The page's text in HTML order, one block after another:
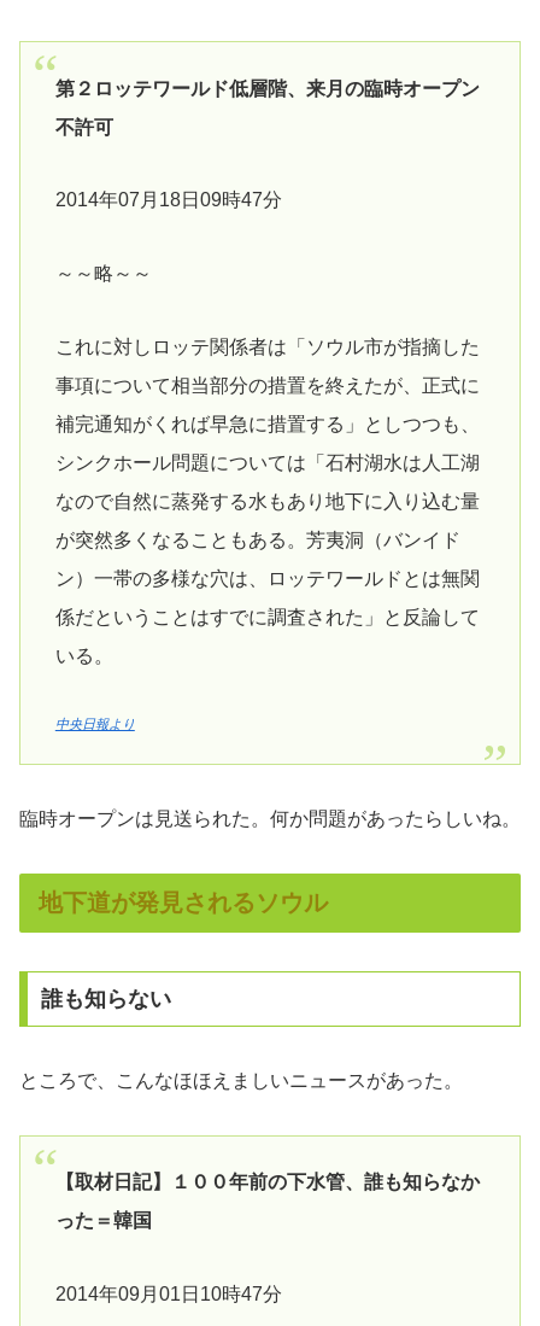
第２ロッテワールド低層階、来月の臨時オープン
不許可
2014年07月18日09時47分
～～略～～
これに対しロッテ関係者は「ソウル市が指摘した
事項について相当部分の措置を終えたが、正式に
補完通知がくれば早急に措置する」としつつも、
シンクホール問題については「石村湖水は人工湖
なので自然に蒸発する水もあり地下に入り込む量
が突然多くなることもある。芳夷洞（バンイド
ン）一帯の多様な穴は、ロッテワールドとは無関
係だということはすでに調査された」と反論して
いる。
中央日報より
臨時オープンは見送られた。何か問題があったらしいね。
地下道が発見されるソウル
誰も知らない
ところで、こんなほほえましいニュースがあった。
【取材日記】１００年前の下水管、誰も知らなか
った＝韓国
2014年09月01日10時47分